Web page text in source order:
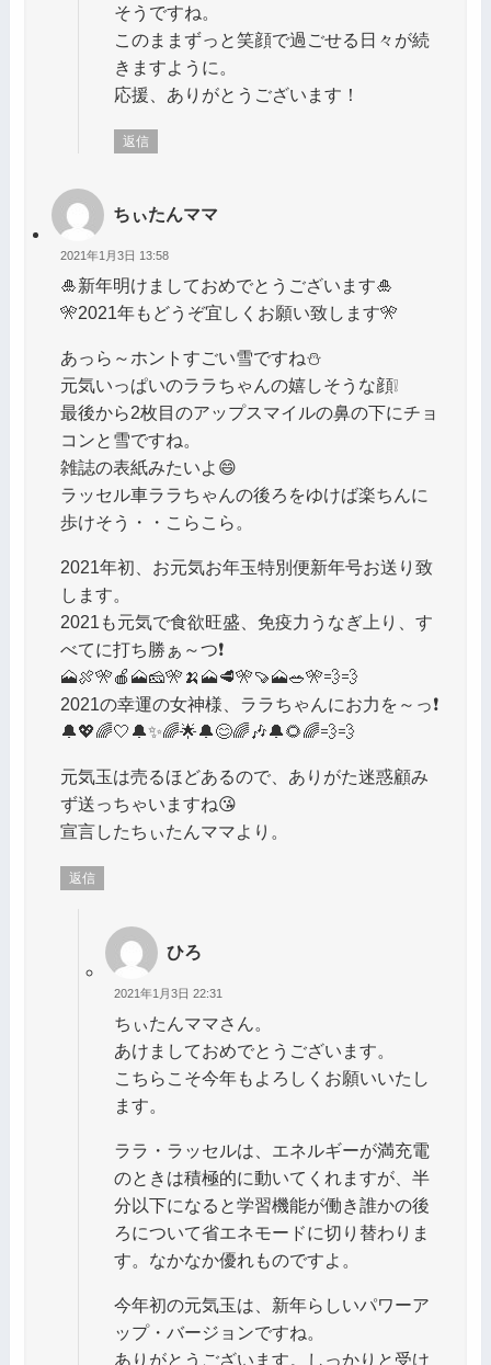
そうですね。
このままずっと笑顔で過ごせる日々が続
きますように。
応援、ありがとうございます！
返信
ちぃたんママ
2021年1月3日 13:58
🎍新年明けましておめでとうございます🎍
🎌2021年もどうぞ宜しくお願い致します🎌
あっら～ホントすごい雪ですね⛄
元気いっぱいのララちゃんの嬉しそうな顔❕
最後から2枚目のアップスマイルの鼻の下にチョ
コンと雪ですね。
雑誌の表紙みたいよ😄
ラッセル車ララちゃんの後ろをゆけば楽ちんに
歩けそう・・こらこら。
2021年初、お元気お年玉特別便新年号お送り致
します。
2021も元気で食欲旺盛、免疫力うなぎ上り、す
べてに打ち勝ぁ～つ❗
🗻🍖🎌🍎🗻🧀🎌🍌🗻🥩🎌🍠🗻🥗🎌💨💨
2021の幸運の女神様、ララちゃんにお力を～っ❗
🔔💖🌈🤍🔔✨🌈🌟🔔😊🌈🎶🔔🌻🌈💨💨
元気玉は売るほどあるので、ありがた迷惑顧み
ず送っちゃいますね😘
宣言したちぃたんママより。
返信
ひろ
2021年1月3日 22:31
ちぃたんママさん。
あけましておめでとうございます。
こちらこそ今年もよろしくお願いいたし
ます。
ララ・ラッセルは、エネルギーが満充電
のときは積極的に動いてくれますが、半
分以下になると学習機能が働き誰かの後
ろについて省エネモードに切り替わりま
す。なかなか優れものですよ。
今年初の元気玉は、新年らしいパワーア
ップ・バージョンですね。
ありがとうございます。しっかりと受け